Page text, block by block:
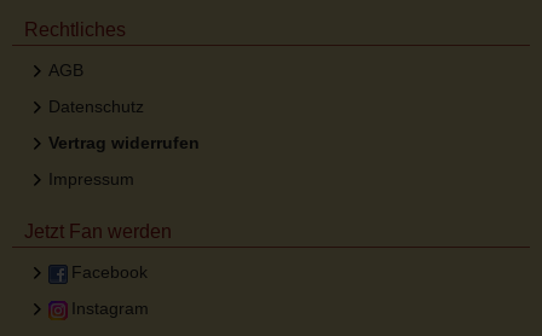
Rechtliches
AGB
Datenschutz
Vertrag widerrufen
Impressum
Jetzt Fan werden
Facebook
Instagram